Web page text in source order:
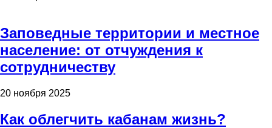
Заповедные территории и местное
население: от отчуждения к
сотрудничеству
20 ноября 2025
Как облегчить кабанам жизнь?